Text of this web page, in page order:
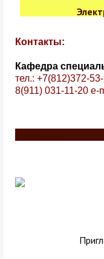
Контакты:
Кафедра
тел.: +7(812)372-
8(911) 031-11-20 e-